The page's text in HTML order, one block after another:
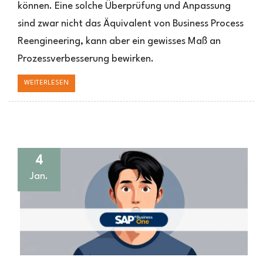
können. Eine solche Überprüfung und Anpassung
sind zwar nicht das Äquivalent von Business Process
Reengineering, kann aber ein gewisses Maß an
Prozessverbesserung bewirken.
WEITERLESEN
4
Jan.